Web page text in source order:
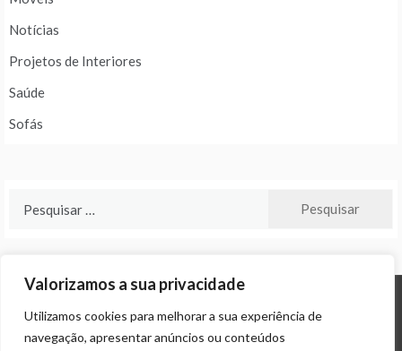
Valorizamos a sua privacidade
Utilizamos cookies para melhorar a sua experiência de
navegação, apresentar anúncios ou conteúdos
Notícias
Projetos de Interiores
Saúde
Sofás
© ALL RIGHTS RESERVED 2024 THEME: PROMOS BYTEMPLATE SELL